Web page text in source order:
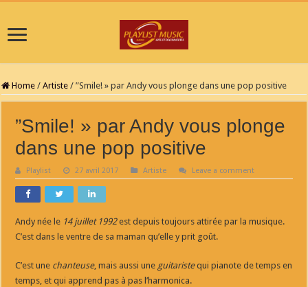
Home / Artiste / ”Smile! » par Andy vous plonge dans une pop positive
”Smile! » par Andy vous plonge
dans une pop positive
Playlist 27 avril 2017 Artiste Leave a comment
Andy née le 14 juillet 1992est depuis toujours attirée par la musique.
C’est dans le ventre de sa maman qu’elle y prit goût.
C’est une chanteuse, mais aussi une guitaristequi pianote de temps en
temps, et qui apprend pas à pas l’harmonica.